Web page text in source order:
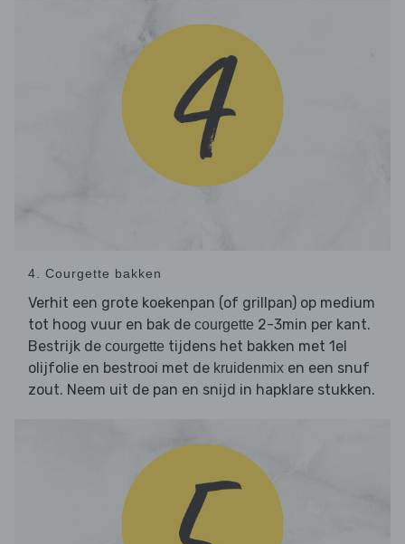
4. Courgette bakken
Verhit een grote koekenpan (of grillpan) op medium
tot hoog vuur en bak de courgette 2-3min per kant.
Bestrijk de courgette tijdens het bakken met 1el
olijfolie en bestrooi met de kruidenmix en een snuf
zout. Neem uit de pan en snijd in hapklare stukken.